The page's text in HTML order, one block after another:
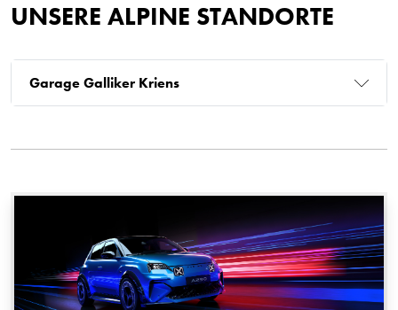
UNSERE ALPINE STANDORTE
Garage Galliker Kriens